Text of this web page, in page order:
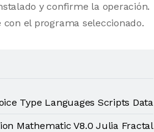
y confirme la operación.
el programa seleccionado.
Type Languages Scripts Data
Mathematic V8.0 Julia Fractal